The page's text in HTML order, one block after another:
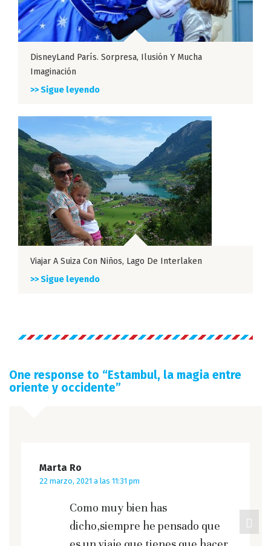
DisneyLand París. Sorpresa, Ilusión Y Mucha
Imaginación
>> Sigue leyendo
Viajar A Suiza Con Niños, Lago De Interlaken
>> Sigue leyendo
One response to “Estambul, la magia entre
oriente y occidente”
Marta Ro
22 marzo, 2021 a las 11:31 pm
Como muy bien has
dicho,siempre he pensado que